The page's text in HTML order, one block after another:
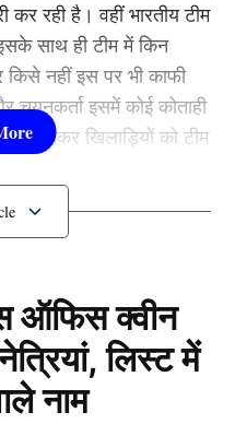
कर रही है। वहीं भारतीय टीम
साथ ही टीम में किन
किसे नहीं इस पर भी काफी
इसमें कोई कोताही
चुनकर खिलाड़ियों को टीम
2025 में कटेगा
ऑफिस क्वीन
लिस्ट में
नाम